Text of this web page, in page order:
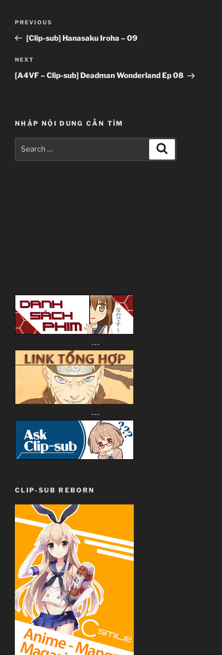
Previous
Post
PREVIOUS
[Clip-sub] Hanasaku Iroha – 09
Next
Post
NEXT
[A4VF – Clip-sub] Deadman Wonderland Ep 08
NHẬP NỘI DUNG CẦN TÌM
---
---
CLIP-SUB REBORN